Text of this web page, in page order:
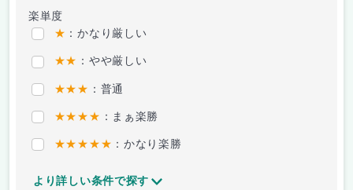
楽単度
★ ：かなり厳しい
★★ ：やや厳しい
★★★ ：普通
★★★★ ：まぁ楽勝
★★★★★ ：かなり楽勝
より詳しい条件で探す